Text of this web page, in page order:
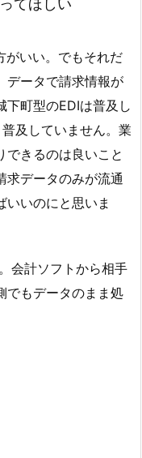
てほしい
がいい。でもそれだ
データで請求情報が
下町型のEDIは普及し
及していません。業
できるのは良いこと
求データのみが流通
いいのにと思いま
会計ソフトから相手
でもデータのまま処